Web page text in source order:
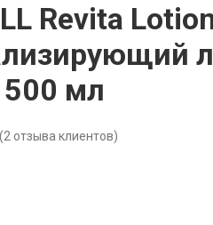
Revita
мл
(2 отзыва клиентов)